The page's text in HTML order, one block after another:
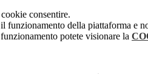
consentire.
funzionamento della piattaforma e
potete visionare la